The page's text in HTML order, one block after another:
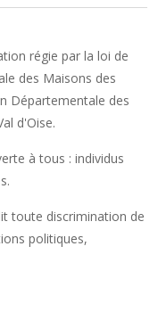
régie par la loi de
des Maisons des
Départementale des
d'Oise.
à tous : individus
toute discrimination de
politiques,